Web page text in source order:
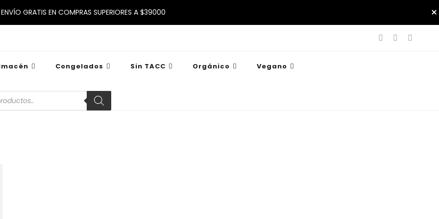
ENVÍO GRATIS EN COMPRAS SUPERIORES A $39000
Congelados Sin TACC Orgánico Vegano